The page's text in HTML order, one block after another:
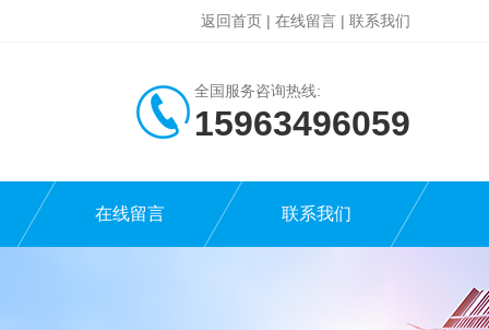
返回首页 | 在线留言 | 联系我们
全国服务咨询热线:
15963496059
在线留言 联系我们